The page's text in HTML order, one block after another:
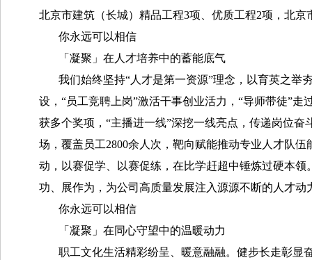
北京市建筑（长城）精品工程3项、优质工程2项，北
你永远可以相信
「凝聚」在人才培养中的蓄能底气
我们始终坚持“人才是第一资源”理念，以育英之举
设，“员工竞聘上岗”激活干事创业活力，“导师带徒”
获多个奖项，“主播进一线”深挖一线亮点，传递岗位
场，覆盖员工2800余人次，靶向赋能推动专业人才队
动，以赛促学、以赛促练，在比学赶超中锤炼过硬本领
功、展作为，为公司高质量发展注入源源不断的人才动
你永远可以相信
「凝聚」在同心守望中的温暖动力
职工文化生活精彩纷呈、暖意融融。健步长走彰显